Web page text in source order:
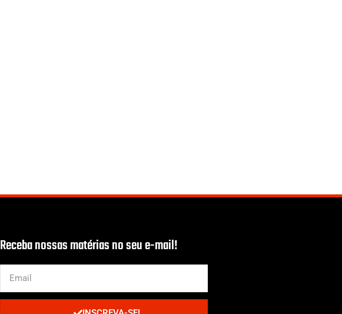
Receba nossas matérias no seu e-mail!